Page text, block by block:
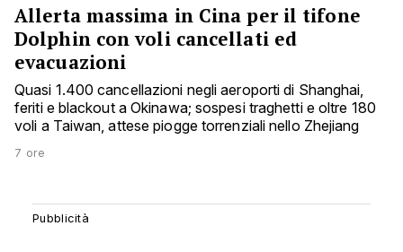
Allerta massima in Cina per il tifone
Dolphin con voli cancellati ed
evacuazioni
Quasi 1.400 cancellazioni negli aeroporti di Shanghai,
feriti e blackout a Okinawa; sospesi traghetti e oltre 180
voli a Taiwan, attese piogge torrenziali nello Zhejiang
7 ore